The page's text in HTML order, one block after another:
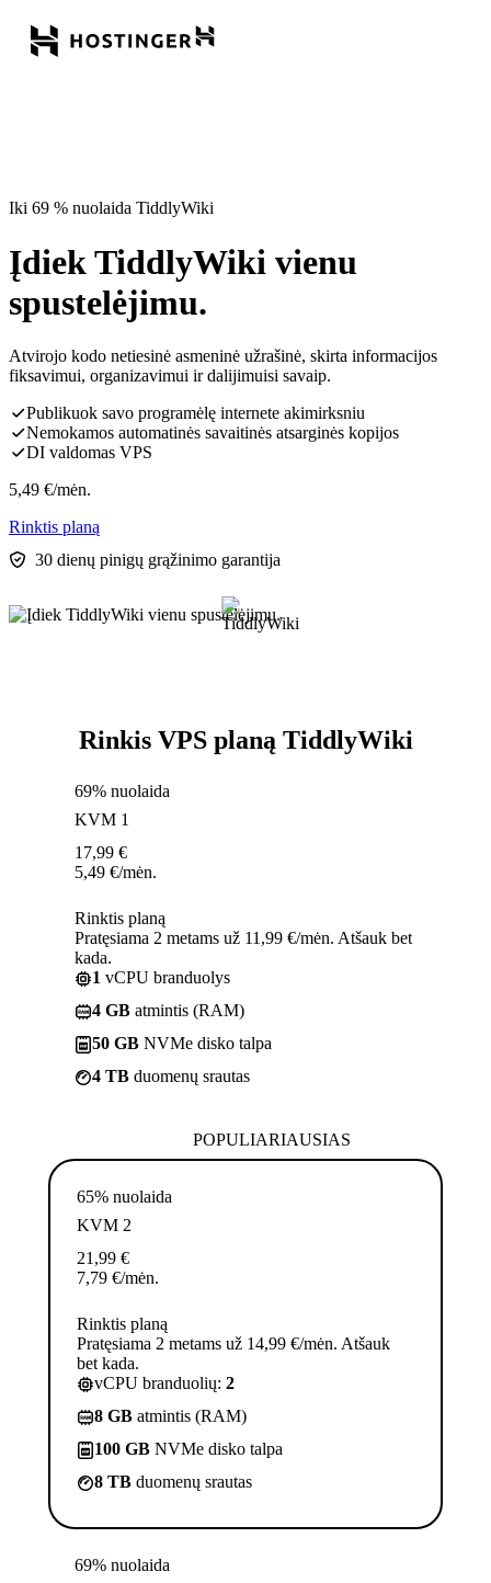
Iki 69 % nuolaida TiddlyWiki
Įdiek TiddlyWiki vienu
spustelėjimu.
Atvirojo kodo netiesinė asmeninė užrašinė, skirta informacijos
fiksavimui, organizavimui ir dalijimuisi savaip.
Publikuok savo programėlę internete akimirksniu
Nemokamos automatinės savaitinės atsarginės kopijos
DI valdomas VPS
5,49 €/mėn.
Rinktis planą
30 dienų pinigų grąžinimo garantija
Rinkis VPS planą TiddlyWiki
69% nuolaida
KVM 1
17,99 €
5,49 €/mėn.
Rinktis planą
Pratęsiama 2 metams už 11,99 €/mėn. Atšauk bet
kada.
1 vCPU branduolys
4 GB atmintis (RAM)
50 GB NVMe disko talpa
4 TB duomenų srautas
POPULIARIAUSIAS
65% nuolaida
KVM 2
21,99 €
7,79 €/mėn.
Rinktis planą
Pratęsiama 2 metams už 14,99 €/mėn. Atšauk
bet kada.
vCPU branduolių: 2
8 GB atmintis (RAM)
100 GB NVMe disko talpa
8 TB duomenų srautas
69% nuolaida